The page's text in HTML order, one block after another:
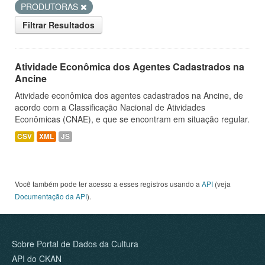
PRODUTORAS
Filtrar Resultados
Atividade Econômica dos Agentes Cadastrados na
Ancine
Atividade econômica dos agentes cadastrados na Ancine, de
acordo com a Classificação Nacional de Atividades
Econômicas (CNAE), e que se encontram em situação regular.
CSV XML JS
Você também pode ter acesso a esses registros usando a API (veja
Documentação da API).
Sobre Portal de Dados da Cultura
API do CKAN